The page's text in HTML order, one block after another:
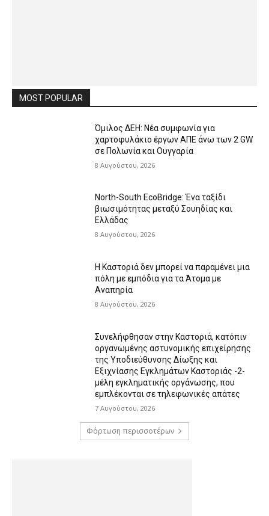
MOST POPULAR
Όμιλος ΔΕΗ: Νέα συμφωνία για
χαρτοφυλάκιο έργων ΑΠΕ άνω των 2 GW
σε Πολωνία και Ουγγαρία
8 Αυγούστου, 2026
North-South EcoBridge: Ένα ταξίδι
βιωσιμότητας μεταξύ Σουηδίας και
Ελλάδας
8 Αυγούστου, 2026
Η Καστοριά δεν μπορεί να παραμένει μια
πόλη με εμπόδια για τα Άτομα με
Αναπηρία
8 Αυγούστου, 2026
Συνελήφθησαν στην Καστοριά, κατόπιν
οργανωμένης αστυνομικής επιχείρησης
της Υποδιεύθυνσης Δίωξης και
Εξιχνίασης Εγκλημάτων Καστοριάς -2-
μέλη εγκληματικής οργάνωσης, που
εμπλέκονται σε τηλεφωνικές απάτες
7 Αυγούστου, 2026
Φόρτωση περισσοτέρων